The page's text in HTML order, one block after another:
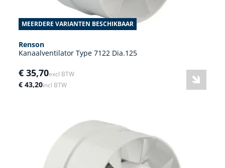
MEERDERE VARIANTEN BESCHIKBAAR
Renson
Kanaalventilator Type 7122 Dia.125
€ 35,70excl BTW
€ 43,20incl BTW